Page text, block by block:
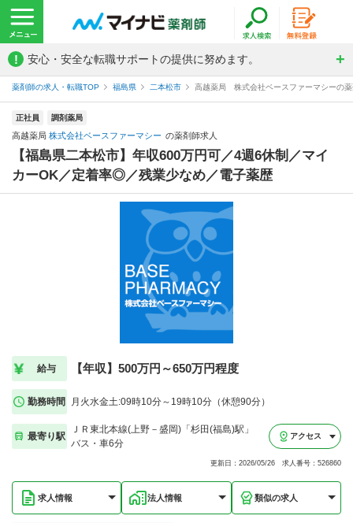
! 安心・安全な転職サポートの提供に努めます。
薬剤師の求人・転職TOP 福島県 二本松市 高越薬局 株式会社ベースファーマシーの薬
正社員 調剤薬局
高越薬局 株式会社ベースファーマシー の薬剤師求人
【福島県二本松市】年収600万円可／4週6休制／マイ
カーOK／定着率◎／残業少なめ／電子薬歴
給与 【年収】500万円～650万円程度
勤務時間 月火水金土:09時10分～19時10分（休憩90分）
最寄り駅
ＪＲ東北本線(上野－盛岡)「杉田(福島)駅」
バス・車6分
アクセス
更新日：2026/05/26 求人番号：526860
求人情報 法人情報 類似の求人